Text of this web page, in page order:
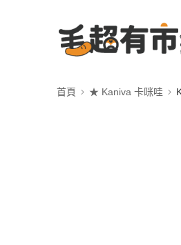
首頁 ★ Kaniva 卡咪哇